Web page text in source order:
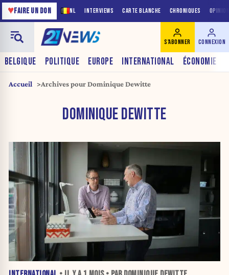
NL INTERVIEWS CARTE BLANCHE CHRONIQUES
♥FAIRE UN DON
BELGIQUE POLITIQUE EUROPE INTERNATIONAL ÉCONOMIE
S'ABONNER CONNEXION
Accueil Archives pour Dominique Dewitte
DOMINIQUE DEWITTE